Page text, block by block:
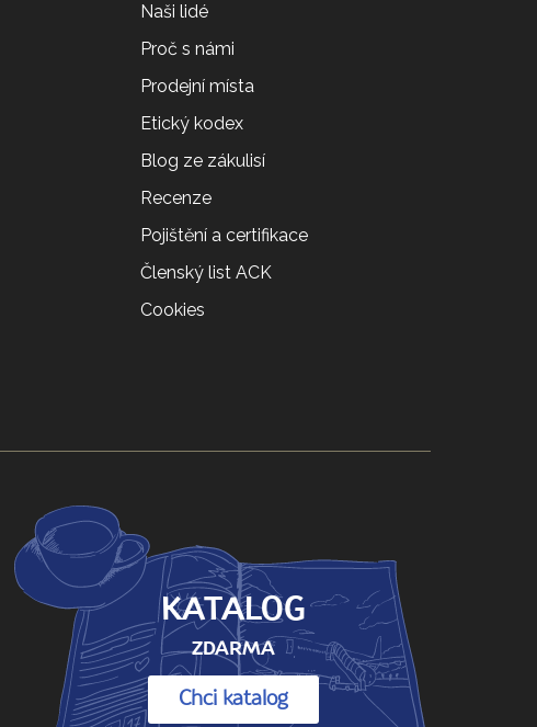
Naši lidé
Proč s námi
Prodejní místa
Etický kodex
Blog ze zákulisí
Recenze
Pojištění a certifikace
Členský list ACK
Cookies
KATALOG
ZDARMA
Chci katalog